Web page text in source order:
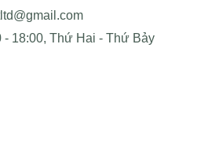
- 18:00, Thứ Hai - Thứ Bảy